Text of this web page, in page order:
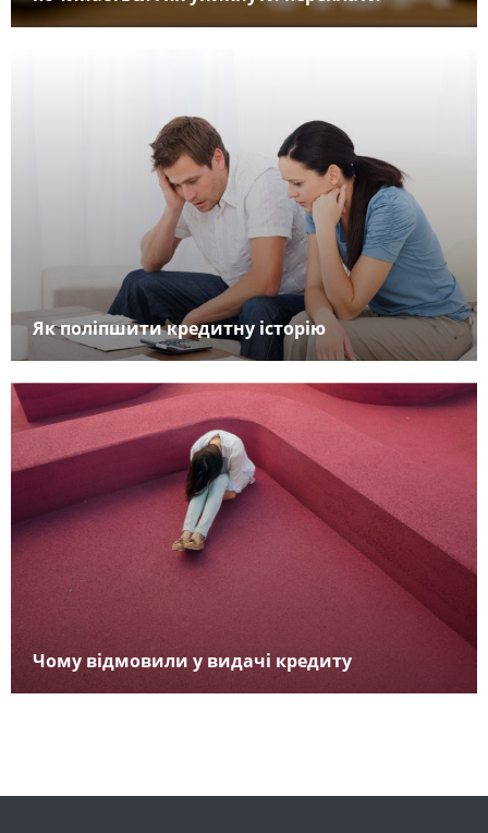
Як поліпшити кредитну історію
Чому відмовили у видачі кредиту